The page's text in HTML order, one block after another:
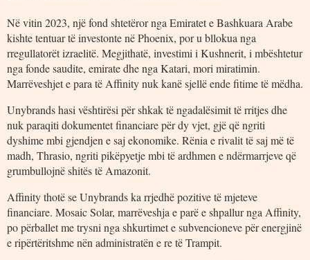
Në vitin 2023, një fond shtetëror nga Emiratet e Bashkuara Arabe
kishte tentuar të investonte në Phoenix, por u bllokua nga
rregullatorët izraelitë. Megjithatë, investimi i Kushnerit, i mbështetur
nga fonde saudite, emirate dhe nga Katari, mori miratimin.
Marrëveshjet e para të Affinity nuk kanë sjellë ende fitime të mëdha.
Unybrands hasi vështirësi për shkak të ngadalësimit të rritjes dhe
nuk paraqiti dokumentet financiare për dy vjet, gjë që ngriti
dyshime mbi gjendjen e saj ekonomike. Rënia e rivalit të saj më të
madh, Thrasio, ngriti pikëpyetje mbi të ardhmen e ndërmarrjeve që
grumbullojnë shitës të Amazonit.
Affinity thotë se Unybrands ka rrjedhë pozitive të mjeteve
financiare. Mosaic Solar, marrëveshja e parë e shpallur nga Affinity,
po përballet me trysni nga shkurtimet e subvencioneve për energjinë
e ripërtëritshme nën administratën e re të Trampit.